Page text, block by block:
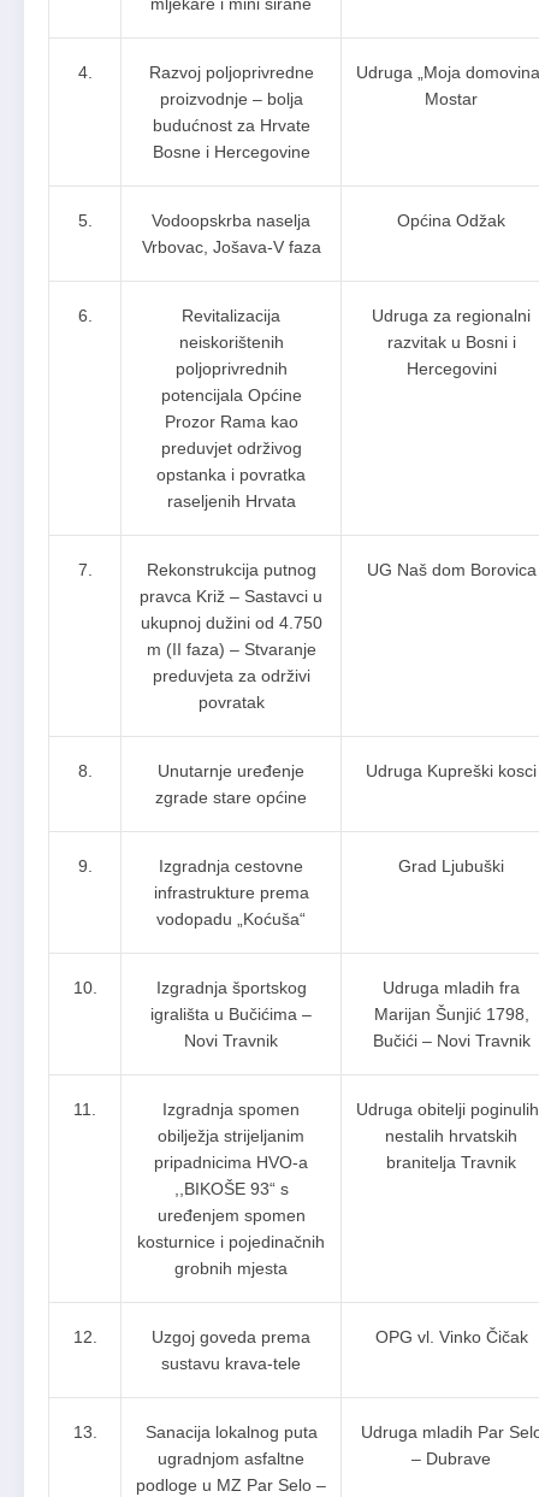
4.
Razvoj poljoprivredne
proizvodnje – bolja
budućnost za Hrvate
Bosne i Hercegovine
Udruga „Moja
Mostar
5.
Vodoopskrba naselja
Vrbovac, Jošava-V faza
Općina Odžak
6.
Revitalizacija
neiskorištenih
poljoprivrednih
potencijala Općine
Prozor Rama kao
preduvjet održivog
opstanka i povratka
raseljenih Hrvata
Udruga za regionalni
razvitak u Bosni i
Hercegovini
7.
Rekonstrukcija putnog
pravca Križ – Sastavci u
ukupnoj dužini od 4.750
m (II faza) – Stvaranje
preduvjeta za održivi
povratak
UG Naš dom Borovica
8.
Unutarnje uređenje
zgrade stare općine
Udruga Kupreški kosci
9.
Izgradnja cestovne
infrastrukture prema
vodopadu „Koćuša“
Grad Ljubuški
10.
Izgradnja športskog
igrališta u Bučićima –
Novi Travnik
Udruga mladih fra
Marijan Šunjić 1798,
Bučići – Novi Travnik
11.
Izgradnja spomen
obilježja strijeljanim
pripadnicima HVO-a
,,BIKOŠE 93“ s
uređenjem spomen
kosturnice i pojedinačnih
grobnih mjesta
Udruga obitelji
nestalih hrvatskih
branitelja Travnik
12.
Uzgoj goveda prema
sustavu krava-tele
OPG vl. Vinko Čičak
13.
Sanacija lokalnog puta
ugradnjom asfaltne
podloge u MZ Par Selo –
Udruga mladih Par
– Dubrave